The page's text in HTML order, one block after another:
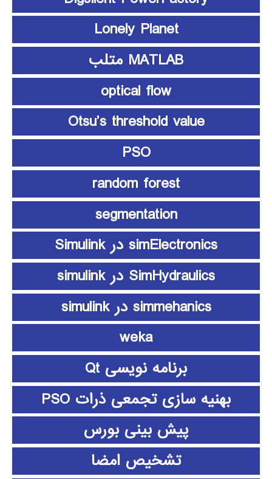
Lonely Planet
MATLAB متلب
optical flow
Otsu’s threshold value
PSO
random forest
segmentation
simElectronics در Simulink
SimHydraulics در simulink
simmehanics در simulink
weka
برنامه نویسی Qt
بهنیه سازی تجمعی ذرات PSO
پیش بینی بورس
تشخیص امضا